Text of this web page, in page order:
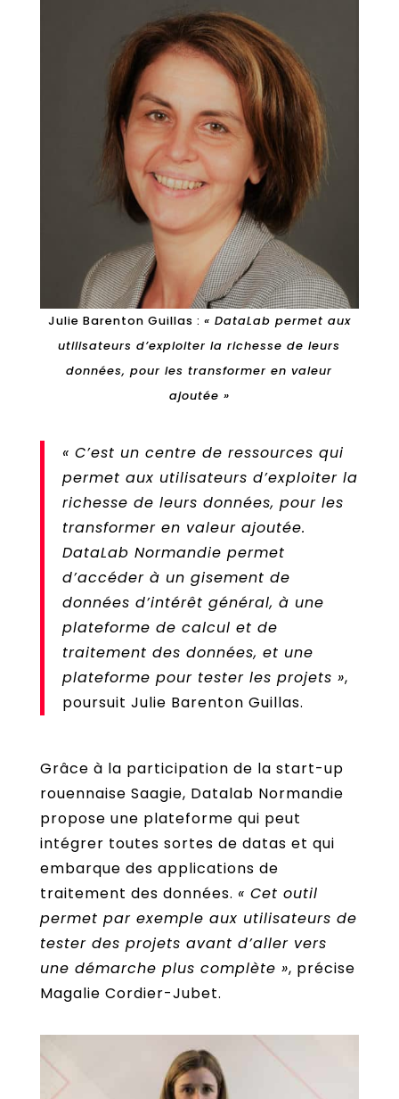
Julie Barenton Guillas : « DataLab permet aux
utilisateurs d’exploiter la richesse de leurs
données, pour les transformer en valeur
ajoutée »
« C’est un centre de ressources qui
permet aux utilisateurs d’exploiter la
richesse de leurs données, pour les
transformer en valeur ajoutée.
DataLab Normandie permet
d’accéder à un gisement de
données d’intérêt général, à une
plateforme de calcul et de
traitement des données, et une
plateforme pour tester les projets »,
poursuit Julie Barenton Guillas.
Grâce à la participation de la start-up
rouennaise Saagie, Datalab Normandie
propose une plateforme qui peut
intégrer toutes sortes de datas et qui
embarque des applications de
traitement des données. « Cet outil
permet par exemple aux utilisateurs de
tester des projets avant d’aller vers
une démarche plus complète », précise
Magalie Cordier-Jubet.